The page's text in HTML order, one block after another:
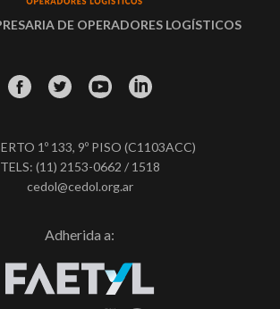
DE OPERADORES LOGÍSTICOS
1º 133, 9º PISO (C1103ACC)
TELS: (11) 2153-0662 / 1518
cedol@cedol.org.ar
Adherida a: